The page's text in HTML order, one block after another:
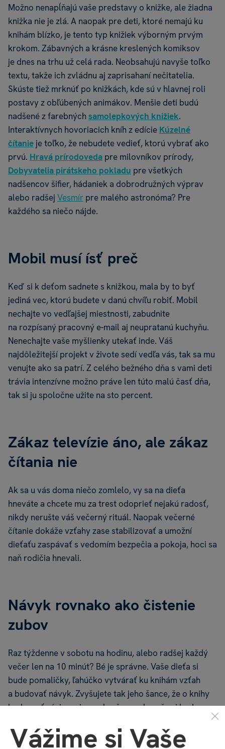
Možno nenapĺňajú vaše predstavy o knižke, ale žiadna
knižka nie je zlá. A naopak pre deti, ktoré nemajú ku
knihám blízko, je tento typ knižiek výborným prvým
krokom. Zábavných a krásne kreslených komiksov
je dnes na trhu už celá rada. Neobsahujú navyše toľko
textu, takže ich zvládnu aj zaprisahaní nečitatelia.
Skúste tiež mrknúť po knižkách, kde sú v hlavnej roli
postavy z obľúbených animákov. Menšie deti budú
nadšené z farebných samolepkových knižiek.
Interaktívnych hovoriacich kníh z edície Kúzelné
čítanie je toľko, že nebudete vedieť, ktorú vybrať ako
prvú. Hravá prírodoveda pre milovníkov prírody,
Dobyvatelia pirátskeho pokladu pre všetkých
nadšencov šifier, hádaniek a dobrodružných výprav
alebo radšej Vesmír pre malého astronóma? Pre
každého sa niečo nájde.
Mobil musí ísť preč
Keď si k deťom sadnete s knižkou, mala by to byť
jediná vec, ktorú budete v danú chvíľu robiť. Mobil
nechajte vo vedľajšej miestnosti, zabudnite
na rozpísaný pracovný e-mail aj neupratanú kuchyňu.
Nenechajte vaše myšlienky utekať inde. Váš
najdôležitejší projekt v živote sedí vedľa vás, tak sa mu
venujte ako sa patrí. Z celého bežného dňa s vami deti
trávia intenzívne možno práve len túto malú časť dňa,
tak si ju spoločne užite na sto percent.
Zákaz televízie áno, ale zákaz
čítania nie
Ak sa u vás doma niečo zomlelo, vy sa na dieťa
hneváte a chcete mu za trest odoprieť nejakú radosť,
nikdy nerušte váš večerný rituál. Naopak večerné
čítanie dokáže vzťahy zase stabilizovať a umožní
dieťaťu zaspávať s vedomím bezpečia a pokoja, hoci sa
naň rodičia hnevali.
Návyk rovnako ako čistenie
zubov
Raz týždenne v sobotu na hodinu, alebo radšej každý
večer len na 10 minút? Bé je správne. Vaše dieťa si
bude pomaličky, ľahúčko vytvárať ku knihám vzťah
a budovať návyk. Zvyšujete tak jeho šance, že o knihy
bude mať záujem aj v neskoršom veku a že si bude
Vážime si Vaše